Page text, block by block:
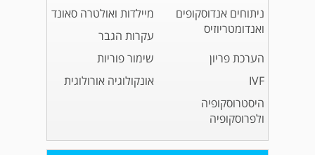
ניתוחים אנדוסקופים
ואנדומטריוזיס
מיילדות ואולטרה סאונד
עקרות הגבר
הערכת פריון
שימור פוריות
IVF
אונקולוגיה אורולוגית
היסטרוסקופיה
ולפרוסקופיה